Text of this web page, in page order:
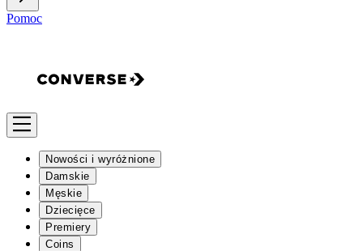
Pomoc
Nowości i wyróżnione
Damskie
Męskie
Dziecięce
Premiery
Coins